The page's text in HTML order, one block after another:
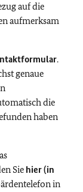
auf die
aufmerksam
.
genaue
die
haben
Sie hier (in
in